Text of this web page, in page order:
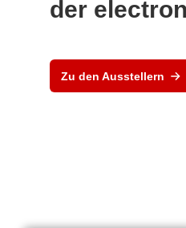
der
Zu den Ausstellern